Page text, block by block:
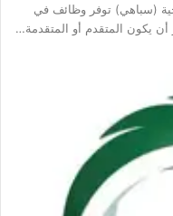
(سباهي) توفر وظائف في
يكون المتقدم أو المتقدمة…